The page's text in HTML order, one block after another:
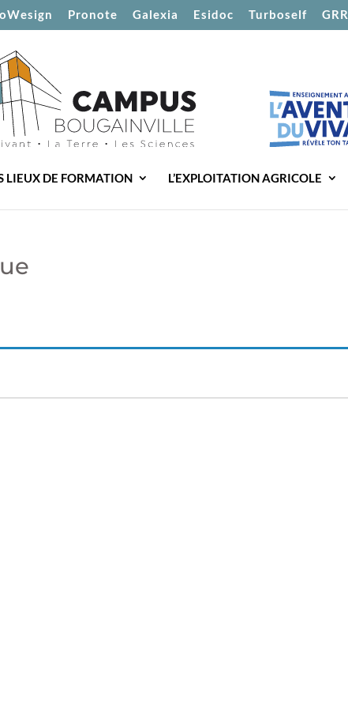
Pronote Galexia Esidoc Turboself GRR
LIEUX DE FORMATION L’EXPLOITATION AGRICOLE